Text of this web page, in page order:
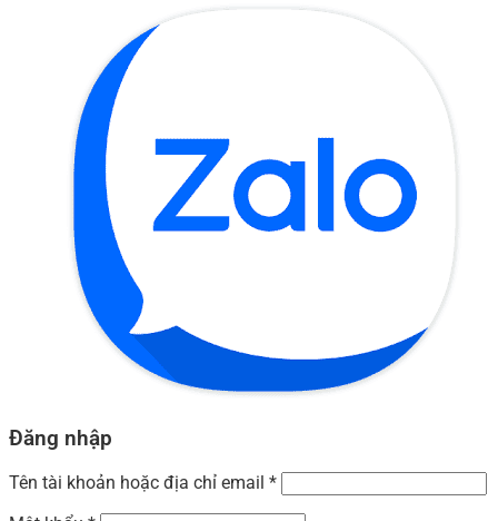
Đăng nhập
Tên tài khoản hoặc địa chỉ email *